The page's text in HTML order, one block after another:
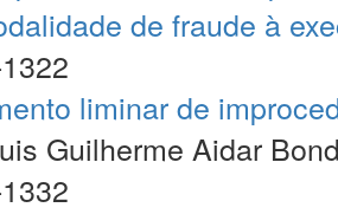
de fraude à
liminar de
Guilherme Aidar